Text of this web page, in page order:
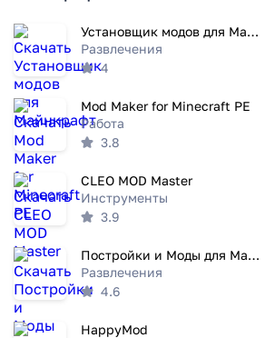
Установщик модов для Майнкрафт
Развлечения
4
Mod Maker for Minecraft PE
Работа
3.8
CLEO MOD Master
Инструменты
3.9
Постройки и Моды для Майнкрафт
Развлечения
4.6
HappyMod